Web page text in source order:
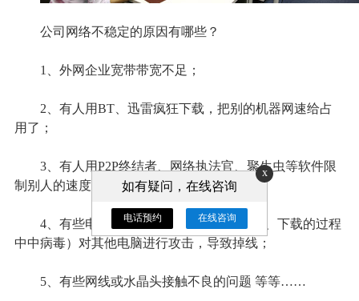
公司网络不稳定的原因有哪些？
1、外网企业宽带带宽不足；
2、有人用BT、迅雷疯狂下载，把别的机器网速给占
用了；
3、有人用P2P终结者、网络执法官、聚生虫等软件限
制别人的速度；
4、有些电脑中了ARP病毒（由于开网页、下载的过程
中中病毒）对其他电脑进行攻击，导致掉线；
5、有些网线或水晶头接触不良的问题 等等……
x
如有疑问，在线咨询
电话预约 在线咨询